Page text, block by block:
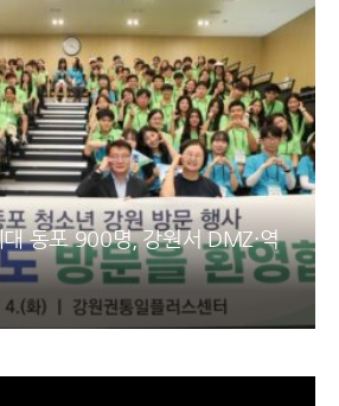
동포 900명, 강원서 DMZ·역